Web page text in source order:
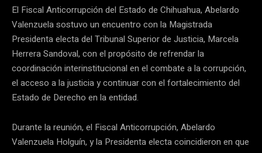
El Fiscal Anticorrupción del Estado de Chihuahua, Abelardo
Valenzuela sostuvo un encuentro con la Magistrada
Presidenta electa del Tribunal Superior de Justicia, Marcela
Herrera Sandoval, con el propósito de refrendar la
coordinación interinstitucional en el combate a la corrupción,
el acceso a la justicia y continuar con el fortalecimiento del
Estado de Derecho en la entidad.
Durante la reunión, el Fiscal Anticorrupción, Abelardo
Valenzuela Holguín, y la Presidenta electa coincidieron en que